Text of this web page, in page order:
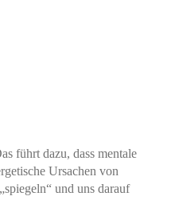
führt dazu, dass mentale
Ursachen von
und uns darauf